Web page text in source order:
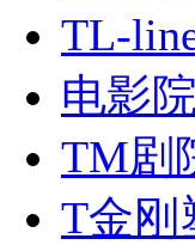
TL-
电影
TM剧
T金刚